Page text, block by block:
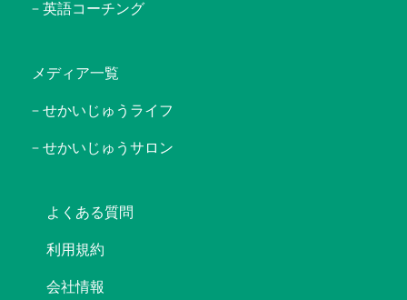
英語コーチング
メディア一覧
せかいじゅうライフ
せかいじゅうサロン
よくある質問
利用規約
会社情報